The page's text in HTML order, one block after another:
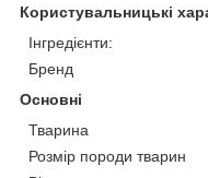
Користувальницькі
Інгредієнти:
Бренд
Основні
Тварина
Розмір породи тварин